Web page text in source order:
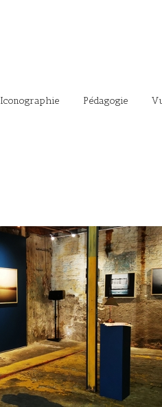
Iconographie Pédagogie